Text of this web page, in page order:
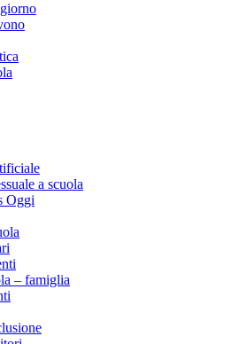
a scuola
Oggi
– famiglia